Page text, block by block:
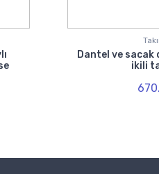
Dantel ve sacak
ikili
670.